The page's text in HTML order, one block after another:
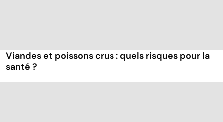
Viandes et poissons crus : quels risques pour la
santé ?